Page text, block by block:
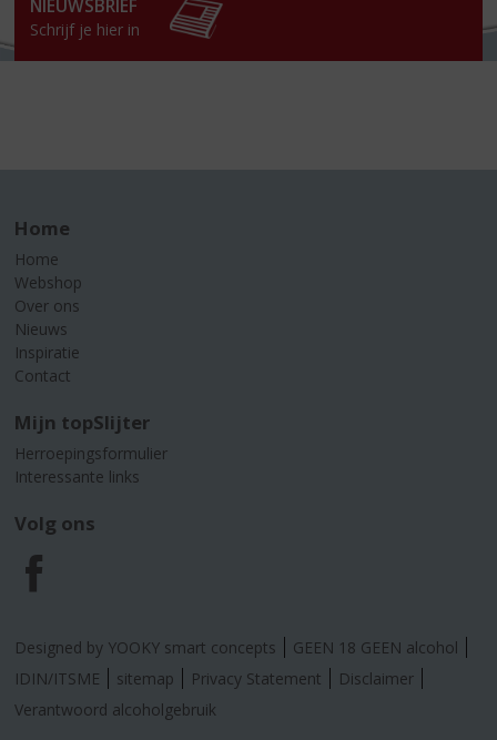
NIEUWSBRIEF
Schrijf je hier in
Home
Home
Webshop
Over ons
Nieuws
Inspiratie
Contact
Mijn topSlijter
Herroepingsformulier
Interessante links
Volg ons
F
a
c
Designed by YOOKY smart concepts
GEEN 18 GEEN alcohol
IDIN/ITSME
sitemap Privacy Statement
Disclaimer
Verantwoord alcoholgebruik